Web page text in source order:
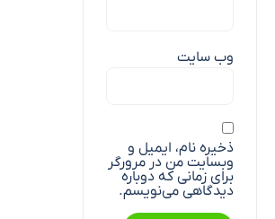
وب‌ سایت
ذخیره نام، ایمیل و
وبسایت من در مرورگر
برای زمانی که دوباره
دیدگاهی می‌نویسم.